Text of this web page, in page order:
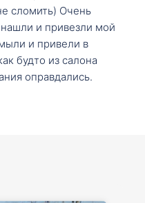
сломить) Очень
и привезли мой
и привели в
будто из салона
оправдались.